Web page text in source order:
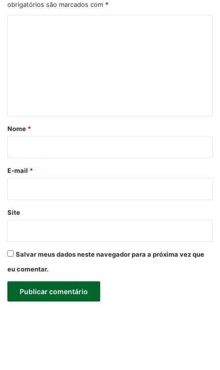
obrigatórios são marcados com *
r
*
Nome *
E-mail *
Site
Salvar meus dados neste navegador para a próxima vez que
eu comentar.